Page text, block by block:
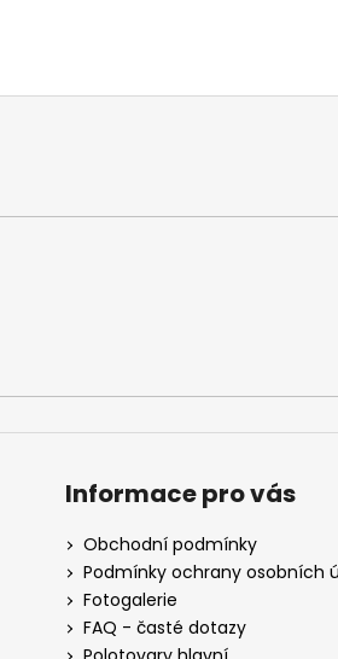
Informace pro vás
Obchodní podmínky
Podmínky ochrany osobních
Fotogalerie
FAQ - časté dotazy